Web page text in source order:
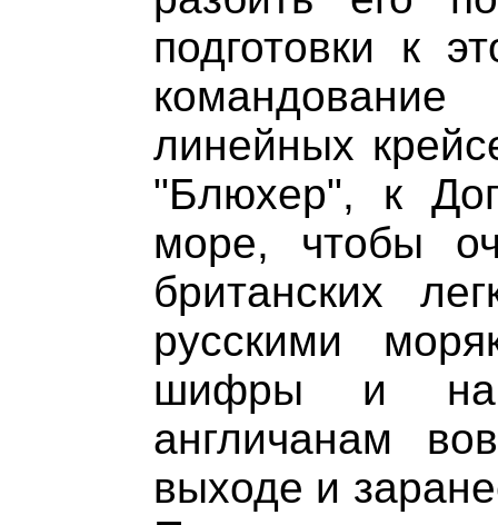
подготовки к
линейных
"Блюхер", к
море, чтобы
британских
русскими
шифры и на
англичанам
выходе и